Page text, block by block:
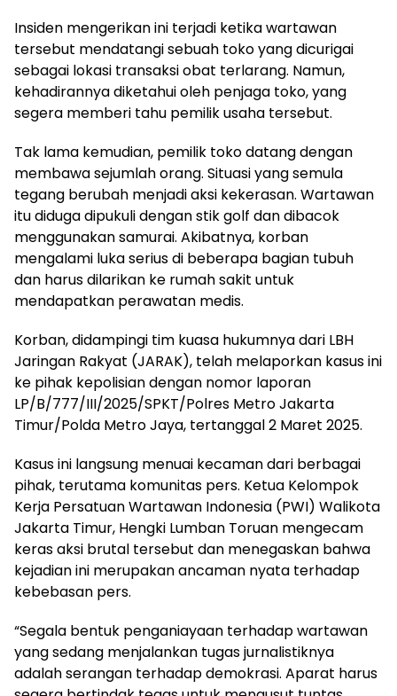
Insiden mengerikan ini terjadi ketika wartawan
tersebut mendatangi sebuah toko yang dicurigai
sebagai lokasi transaksi obat terlarang. Namun,
kehadirannya diketahui oleh penjaga toko, yang
segera memberi tahu pemilik usaha tersebut.
Tak lama kemudian, pemilik toko datang dengan
membawa sejumlah orang. Situasi yang semula
tegang berubah menjadi aksi kekerasan. Wartawan
itu diduga dipukuli dengan stik golf dan dibacok
menggunakan samurai. Akibatnya, korban
mengalami luka serius di beberapa bagian tubuh
dan harus dilarikan ke rumah sakit untuk
mendapatkan perawatan medis.
Korban, didampingi tim kuasa hukumnya dari LBH
Jaringan Rakyat (JARAK), telah melaporkan kasus ini
ke pihak kepolisian dengan nomor laporan
LP/B/777/III/2025/SPKT/Polres Metro Jakarta
Timur/Polda Metro Jaya, tertanggal 2 Maret 2025.
Kasus ini langsung menuai kecaman dari berbagai
pihak, terutama komunitas pers. Ketua Kelompok
Kerja Persatuan Wartawan Indonesia (PWI) Walikota
Jakarta Timur, Hengki Lumban Toruan mengecam
keras aksi brutal tersebut dan menegaskan bahwa
kejadian ini merupakan ancaman nyata terhadap
kebebasan pers.
“Segala bentuk penganiayaan terhadap wartawan
yang sedang menjalankan tugas jurnalistiknya
adalah serangan terhadap demokrasi. Aparat harus